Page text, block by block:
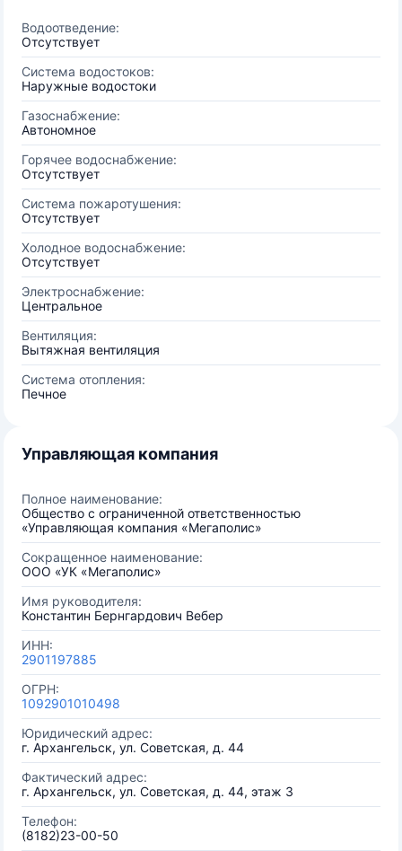
Водоотведение:
Отсутствует
Система водостоков:
Наружные водостоки
Газоснабжение:
Автономное
Горячее водоснабжение:
Отсутствует
Система пожаротушения:
Отсутствует
Холодное водоснабжение:
Отсутствует
Электроснабжение:
Центральное
Вентиляция:
Вытяжная вентиляция
Система отопления:
Печное
Управляющая компания
Полное наименование:
Общество с ограниченной ответственностью
«Управляющая компания «Мегаполис»
Сокращенное наименование:
ООО «УК «Мегаполис»
Имя руководителя:
Константин Бернгардович Вебер
ИНН:
2901197885
ОГРН:
1092901010498
Юридический адрес:
г. Архангельск, ул. Советская, д. 44
Фактический адрес:
г. Архангельск, ул. Советская, д. 44, этаж 3
Телефон:
(8182)23-00-50